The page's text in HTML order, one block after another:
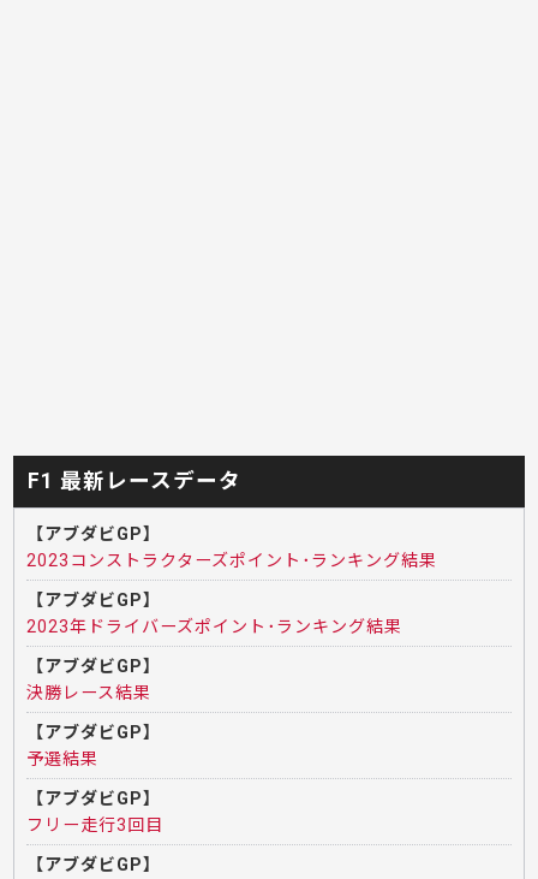
F1 最新レースデータ
【アブダビGP】
2023コンストラクターズポイント･ランキング結果
【アブダビGP】
2023年ドライバーズポイント･ランキング結果
【アブダビGP】
決勝レース結果
【アブダビGP】
予選結果
【アブダビGP】
フリー走行3回目
【アブダビGP】